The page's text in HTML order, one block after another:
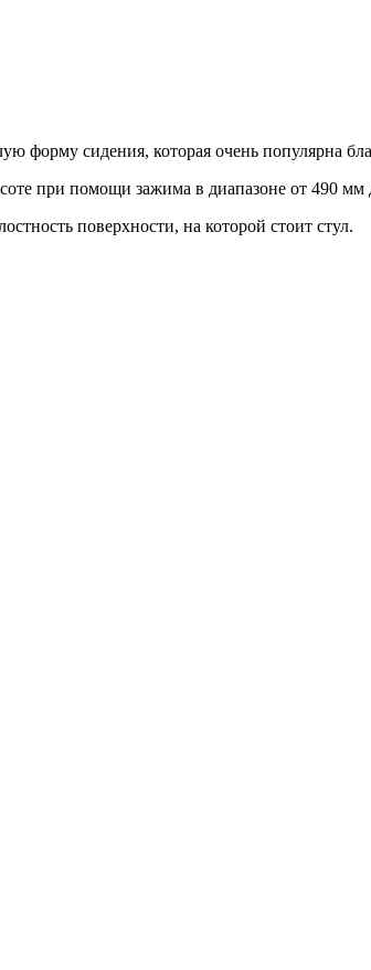
сидения, которая очень популярна
при помощи зажима в диапазоне от 490
поверхности, на которой стоит стул.